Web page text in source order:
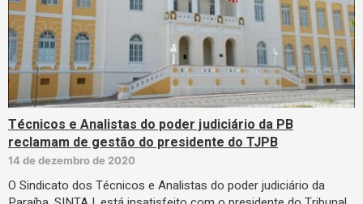
Técnicos e Analistas do poder judiciário da PB
reclamam de gestão do presidente do TJPB
14 de dezembro de 2020
O Sindicato dos Técnicos e Analistas do poder judiciário da